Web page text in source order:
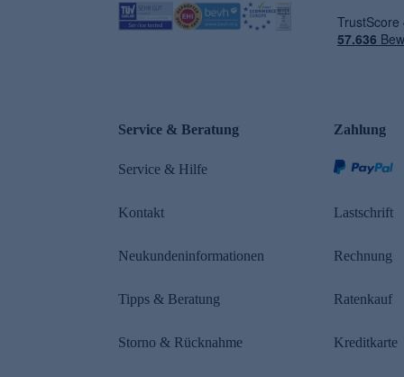
Service & Beratung
Service & Hilfe
Kontakt
Neukundeninformationen
Tipps & Beratung
Storno & Rücknahme
Zahlung
Lastschrift
Rechnung
Ratenkauf
Kreditkarte